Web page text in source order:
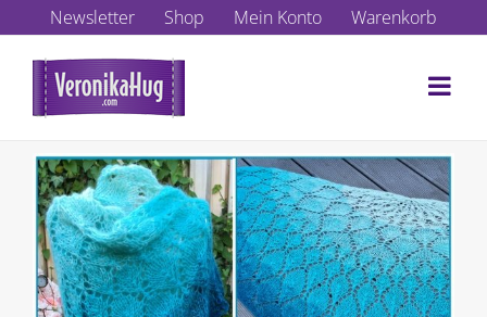
Inhalt
springen
Newsletter Shop Mein Konto Warenkorb